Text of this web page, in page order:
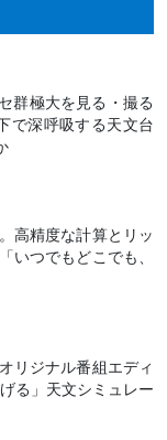
群極大を見る・撮る
で深呼吸する天文台
高精度な計算とリッ
いつでもどこでも、
リジナル番組エディ
る」天文シミュレー